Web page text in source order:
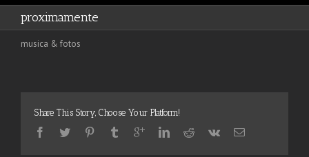
proximamente
musica & fotos
Share This Story, Choose Your Platform!